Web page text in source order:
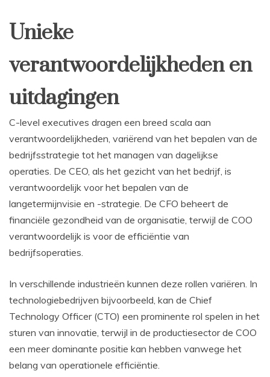
Unieke
verantwoordelijkheden en
uitdagingen
C-level executives dragen een breed scala aan
verantwoordelijkheden, variërend van het bepalen van de
bedrijfsstrategie tot het managen van dagelijkse
operaties. De CEO, als het gezicht van het bedrijf, is
verantwoordelijk voor het bepalen van de
langetermijnvisie en -strategie. De CFO beheert de
financiële gezondheid van de organisatie, terwijl de COO
verantwoordelijk is voor de efficiëntie van
bedrijfsoperaties.
In verschillende industrieën kunnen deze rollen variëren. In
technologiebedrijven bijvoorbeeld, kan de Chief
Technology Officer (CTO) een prominente rol spelen in het
sturen van innovatie, terwijl in de productiesector de COO
een meer dominante positie kan hebben vanwege het
belang van operationele efficiëntie.